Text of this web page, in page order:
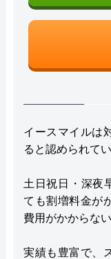
イースマイルは
ると認められて
土日祝日・深夜
ても割増料金が
費用がかからな
実績も豊富で、